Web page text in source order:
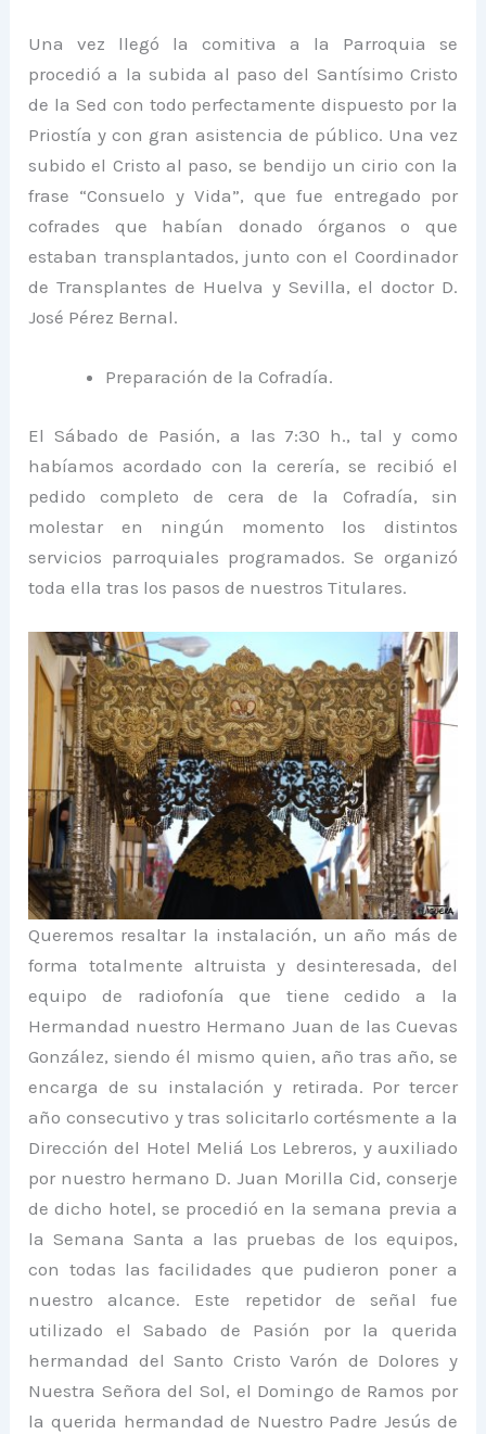
Una vez llegó la comitiva a la Parroquia se
procedió a la subida al paso del Santísimo Cristo
de la Sed con todo perfectamente dispuesto por la
Priostía y con gran asistencia de público. Una vez
subido el Cristo al paso, se bendijo un cirio con la
frase “Consuelo y Vida”, que fue entregado por
cofrades que habían donado órganos o que
estaban transplantados, junto con el Coordinador
de Transplantes de Huelva y Sevilla, el doctor D.
José Pérez Bernal.
Preparación de la Cofradía.
El Sábado de Pasión, a las 7:30 h., tal y como
habíamos acordado con la cerería, se recibió el
pedido completo de cera de la Cofradía, sin
molestar en ningún momento los distintos
servicios parroquiales programados. Se organizó
toda ella tras los pasos de nuestros Titulares.
Queremos resaltar la instalación, un año más de
forma totalmente altruista y desinteresada, del
equipo de radiofonía que tiene cedido a la
Hermandad nuestro Hermano Juan de las Cuevas
González, siendo él mismo quien, año tras año, se
encarga de su instalación y retirada. Por tercer
año consecutivo y tras solicitarlo cortésmente a la
Dirección del Hotel Meliá Los Lebreros, y auxiliado
por nuestro hermano D. Juan Morilla Cid, conserje
de dicho hotel, se procedió en la semana previa a
la Semana Santa a las pruebas de los equipos,
con todas las facilidades que pudieron poner a
nuestro alcance. Este repetidor de señal fue
utilizado el Sabado de Pasión por la querida
hermandad del Santo Cristo Varón de Dolores y
Nuestra Señora del Sol, el Domingo de Ramos por
la querida hermandad de Nuestro Padre Jesús de